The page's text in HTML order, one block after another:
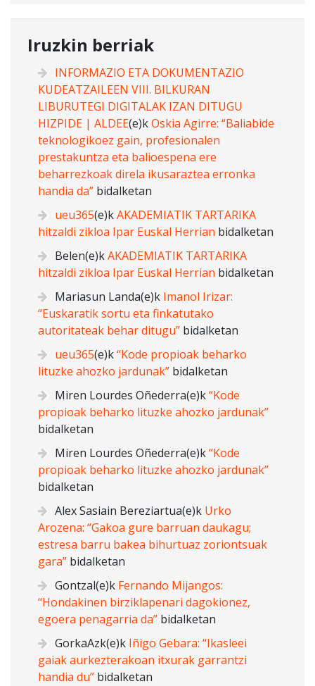
Iruzkin berriak
INFORMAZIO ETA DOKUMENTAZIO
KUDEATZAILEEN VIII. BILKURAN
LIBURUTEGI DIGITALAK IZAN DITUGU
HIZPIDE | ALDEE(e)kOskia Agirre: “Baliabide
teknologikoez gain, profesionalen
prestakuntza eta balioespena ere
beharrezkoak direla ikusaraztea erronka
handia da” bidalketan
ueu365(e)kAKADEMIATIK TARTARIKA
hitzaldi zikloa Ipar Euskal Herrian bidalketan
Belen(e)kAKADEMIATIK TARTARIKA
hitzaldi zikloa Ipar Euskal Herrian bidalketan
Mariasun Landa(e)k Imanol Irizar:
“Euskaratik sortu eta finkatutako
autoritateak behar ditugu” bidalketan
ueu365(e)k“Kode propioak beharko
lituzke ahozko jardunak” bidalketan
Miren Lourdes Oñederra(e)k“Kode
propioak beharko lituzke ahozko jardunak”
bidalketan
Miren Lourdes Oñederra(e)k“Kode
propioak beharko lituzke ahozko jardunak”
bidalketan
Alex Sasiain Bereziartua(e)k Urko
Arozena: “Gakoa gure barruan daukagu;
estresa barru bakea bihurtuaz zoriontsuak
gara” bidalketan
Gontzal(e)k Fernando Mijangos:
“Hondakinen birziklapenari dagokionez,
egoera penagarria da” bidalketan
GorkaAzk(e)k Iñigo Gebara: “Ikasleei
gaiak aurkezterakoan itxurak garrantzi
handia du” bidalketan